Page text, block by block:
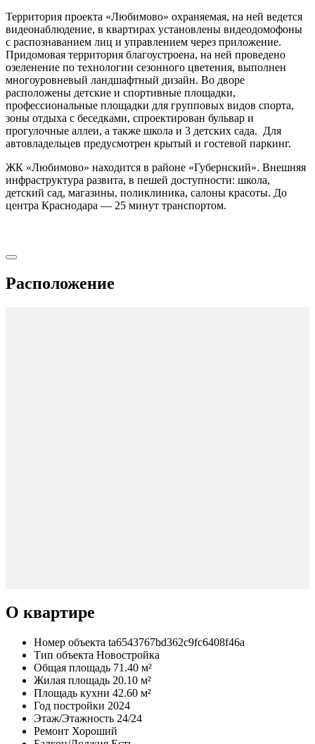
Территория проекта «Любимово» охраняемая, на ней ведется
видеонаблюдение, в квартирах установлены видеодомофоны
с распознаванием лиц и управлением через приложение.
Придомовая территория благоустроена, на ней проведено
озеленение по технологии сезонного цветения, выполнен
многоуровневый ландшафтный дизайн. Во дворе
расположены детские и спортивные площадки,
профессиональные площадки для групповых видов спорта,
зоны отдыха с беседками, спроектирован бульвар и
прогулочные аллеи, а также школа и 3 детских сада. Для
автовладельцев предусмотрен крытый и гостевой паркинг.
ЖК «Любимово» находится в районе «Губернский». Внешняя
инфраструктура развита, в пешей доступности: школа,
детский сад, магазины, поликлиника, салоны красоты. До
центра Краснодара — 25 минут транспортом.
Расположение
О квартире
Номер объекта ta6543767bd362c9fc6408f46a
Тип объекта Новостройка
Общая площадь 71.40 м²
Жилая площадь 20.10 м²
Площадь кухни 42.60 м²
Год постройки 2024
Этаж/Этажность 24/24
Ремонт Хороший